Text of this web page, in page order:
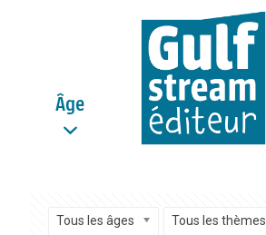
Âge
Tous les âges Tous les thèmes